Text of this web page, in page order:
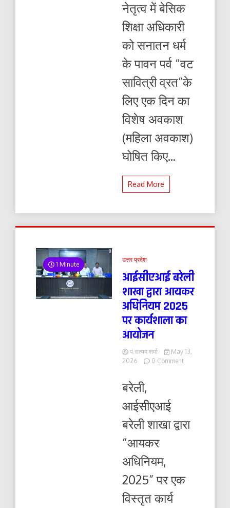
ने
नेतृत्व में बेसिक
शिक्षा अधिकारी
को सनातन धर्म
के पावन पर्व “वट
सावित्री व्रत”के
लिए एक दिन का
विशेष अवकाश
(महिला अवकाश)
घोषित किए...
Read More
1 Minute
उत्तर प्रदेश
आईसीएआई बरेली
शाखा द्वारा आयकर
अधिनियम 2025
पर कार्यशाला का
आयोजन
पं.सत्यम शर्मा
May 13,
2026
0 Commenton
2025
बरेली,
आईसीएआई
बरेली शाखा द्वारा
“आयकर
अधिनियम,
2025” पर एक
विस्तृत कार्य